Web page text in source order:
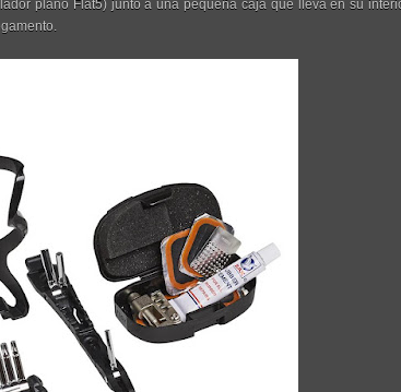
plano Flat5) junto a una pequeña caja que lleva en su